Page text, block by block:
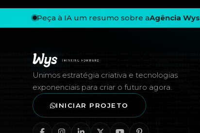
Rodapé — Agência Wys
Peça à IA um resumo sobre aAgência Wys
Unimos estratégia criativa e tecnologias
exponenciais para criar o futuro agora.
INICIAR PROJETO